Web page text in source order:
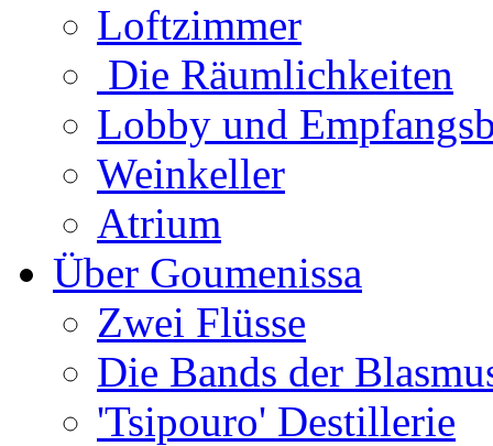
Loftzimmer
Die Räumlichkeiten
Lobby und
Weinkeller
Atrium
Über Goumenissa
Zwei Flüsse
Die Bands der
'Tsipouro' Destillerie